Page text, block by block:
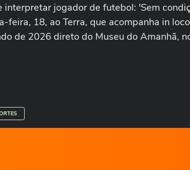
jogador de futebol: 'Sem
18, ao Terra, que acompanha in
de 2026 direto do Museu do Amanhã,